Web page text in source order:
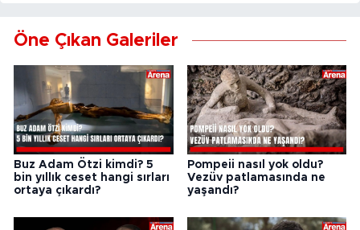
Öne Çıkan Galeriler
Buz Adam Ötzi kimdi? 5
bin yıllık ceset hangi sırları
ortaya çıkardı?
Pompeii nasıl yok oldu?
Vezüv patlamasında ne
yaşandı?